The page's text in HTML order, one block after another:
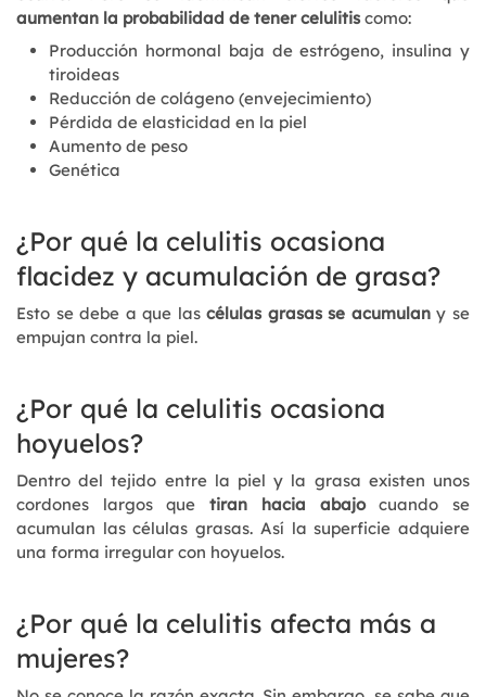
aumentan la probabilidad de tener celulitiscomo:
Producción hormonal baja de estrógeno, insulina y
tiroideas
Reducción de colágeno (envejecimiento)
Pérdida de elasticidad en la piel
Aumento de peso
Genética
¿Por qué la celulitis ocasiona
flacidez y acumulación de grasa?
Esto se debe a que lascélulas grasas se acumulany se
empujan contra la piel.
¿Por qué la celulitis ocasiona
hoyuelos?
Dentro del tejido entre la piel y la grasa existen unos
cordones largos quetiran hacia abajocuando se
acumulan las células grasas. Así la superficie adquiere
una forma irregular con hoyuelos.
¿Por qué la celulitis afecta más a
mujeres?